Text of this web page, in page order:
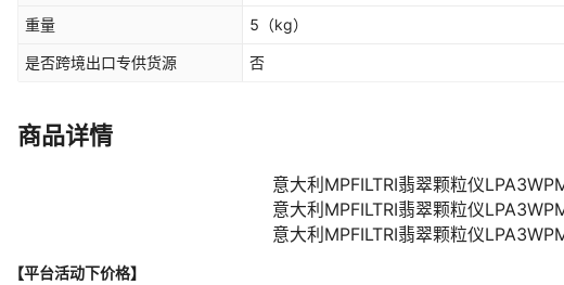
重量 5 （kg）
是否跨境出口专供货源 否
商品详情
【平台活动下价格】